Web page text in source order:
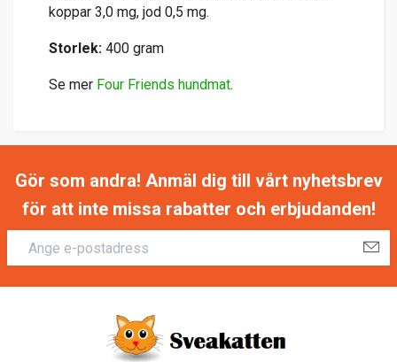
koppar 3,0 mg, jod 0,5 mg.
Storlek: 400 gram
Se mer Four Friends hundmat.
Gör som andra! Anmäl dig till vårt nyhetsbrev
för att inte missa rabatter och erbjudanden!